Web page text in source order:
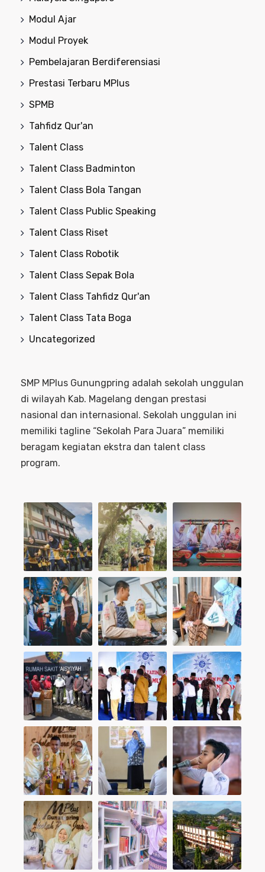
Modul Ajar
Modul Proyek
Pembelajaran Berdiferensiasi
Prestasi Terbaru MPlus
SPMB
Tahfidz Qur'an
Talent Class
Talent Class Badminton
Talent Class Bola Tangan
Talent Class Public Speaking
Talent Class Riset
Talent Class Robotik
Talent Class Sepak Bola
Talent Class Tahfidz Qur'an
Talent Class Tata Boga
Uncategorized
SMP MPlus Gunungpring adalah sekolah unggulan
di wilayah Kab. Magelang dengan prestasi
nasional dan internasional. Sekolah unggulan ini
memiliki tagline “Sekolah Para Juara” memiliki
beragam kegiatan ekstra dan talent class
program.